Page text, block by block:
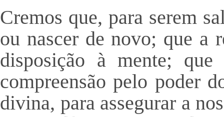
Cremos que, para serem
ou nascer de novo; que a
disposição à mente;
compreensão pelo poder
divina, para assegurar a